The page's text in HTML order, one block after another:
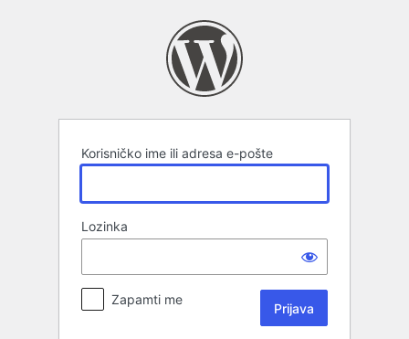
Korisničko ime ili adresa e-pošte
Lozinka
Zapamti me